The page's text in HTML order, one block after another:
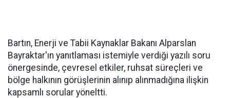
Bartın, Enerji ve Tabii Kaynaklar Bakanı Alparslan
Bayraktar'ın yanıtlaması istemiyle verdiği yazılı soru
önergesinde, çevresel etkiler, ruhsat süreçleri ve
bölge halkının görüşlerinin alınıp alınmadığına ilişkin
kapsamlı sorular yöneltti.